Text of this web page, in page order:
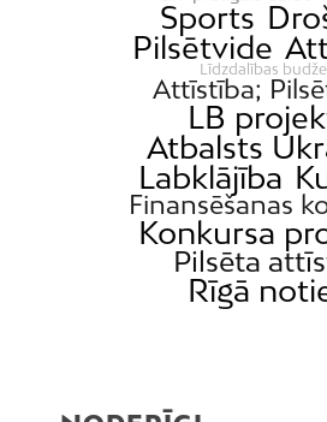
Sports
Pilsētvide
Līdzdalības
Attīstība;
LB
Atbalsts
Labklājība
Finansēšanas
Konkursa
Pilsēta
Rīgā